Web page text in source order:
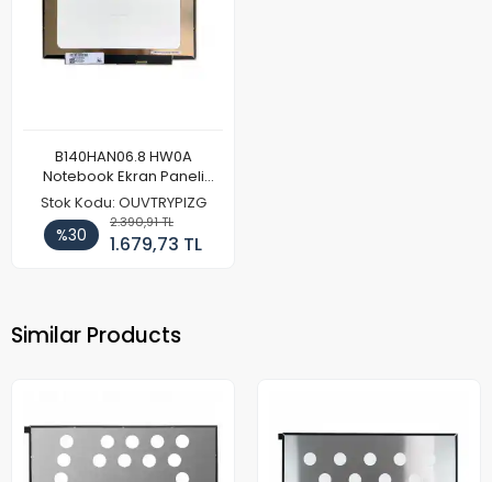
B140HAN06.8 HW0A
Notebook Ekran Paneli
(FullHD)
Stok Kodu: OUVTRYPIZG
%30
2.390,91 TL
1.679,73 TL
Similar Products